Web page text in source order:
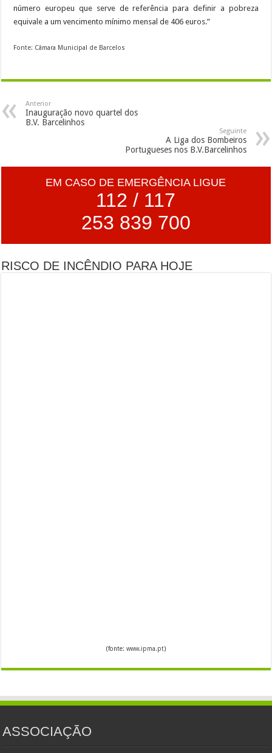
número europeu que serve de referência para definir a pobreza
equivale a um vencimento mínimo mensal de 406 euros.”
Fonte: Câmara Municipal de Barcelos
Anterior
Inauguração novo quartel dos
B.V. Barcelinhos
Seguinte
A Liga dos Bombeiros
Portugueses nos B.V.Barcelinhos
EM CASO DE EMERGÊNCIA LIGUE
112 / 117
253 839 700
RISCO DE INCÊNDIO PARA HOJE
(fonte: www.ipma.pt)
ASSOCIAÇÃO